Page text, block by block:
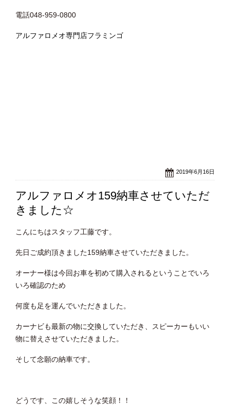
電話048-959-0800
アルファロメオ専門店フラミンゴ
2019年6月16日
アルファロメオ159納車させていただ
きました☆
こんにちはスタッフ工藤です。
先日ご成約頂きました159納車させていただきました。
オーナー様は今回お車を初めて購入されるということでいろ
いろ確認のため
何度も足を運んでいただきました。
カーナビも最新の物に交換していただき、スピーカーもいい
物に替えさせていただきました。
そして念願の納車です。
どうです、この嬉しそうな笑顔！！